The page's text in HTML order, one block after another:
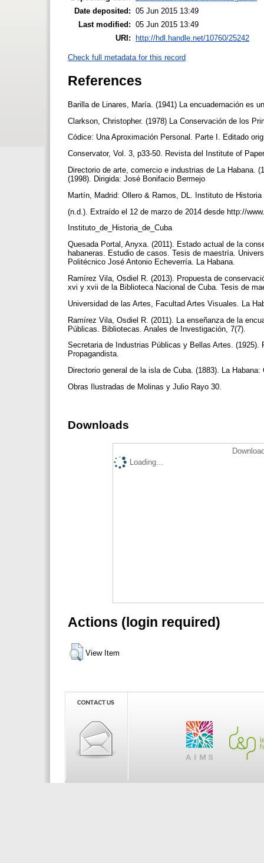
Date deposited: 05 Jun 2015 13:49
Last modified: 05 Jun 2015 13:49
URI:
http://hdl.handle.net/10760/25242
Check full metadata for this record
References
Barilla de Linares, María. (1941) La encuadernación es
Clarkson, Christopher. (1978) La Conservación de los
Códice: Una Aproximación Personal. Parte I. Editado
Conservator, Vol. 3, p33-50. Revista del Institute of
Directorio de arte, comercio e industrias de La Habana.
(1998). Dirigida: José Bonifacio Bermejo
Martín, Madrid: Ollero & Ramos, DL. Instituto de
(n.d.). Extraído el 12 de marzo de 2014 desde http://
Instituto_de_Historia_de_Cuba
Quesada Portal, Anyxa. (2011). Estado actual de la
habaneras. Estudio de casos. Tesis de maestría.
Politécnico José Antonio Echeverría. La Habana.
Ramírez Vila, Osdiel R. (2013). Propuesta de
xvi y xvii de la Biblioteca Nacional de Cuba. Tesis de
Universidad de las Artes, Facultad Artes Visuales. La
Ramírez Vila, Osdiel R. (2011). La enseñanza de la
Públicas. Bibliotecas. Anales de Investigación, 7(7).
Secretaria de Industrias Públicas y Bellas Artes.
Propagandista.
Directorio general de la isla de Cuba. (1883). La
Obras Ilustradas de Molinas y Julio Rayo 30.
Downloads
Loading...
Actions (login required)
View Item